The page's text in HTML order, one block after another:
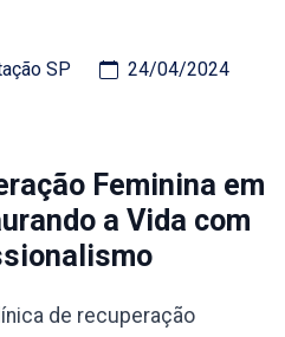
SP 24/04/2024
Feminina em
a Vida com
de recuperação